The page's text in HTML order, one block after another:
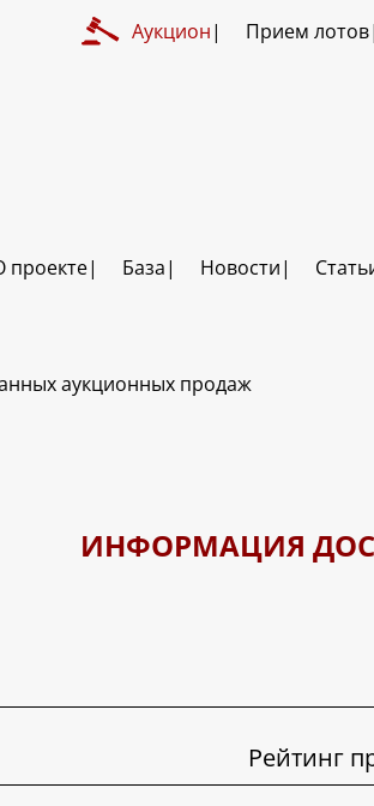
Аукцион Прием лотов
проекте База Новости
аукционных продаж
ИНФОРМАЦИЯ
Рейтинг